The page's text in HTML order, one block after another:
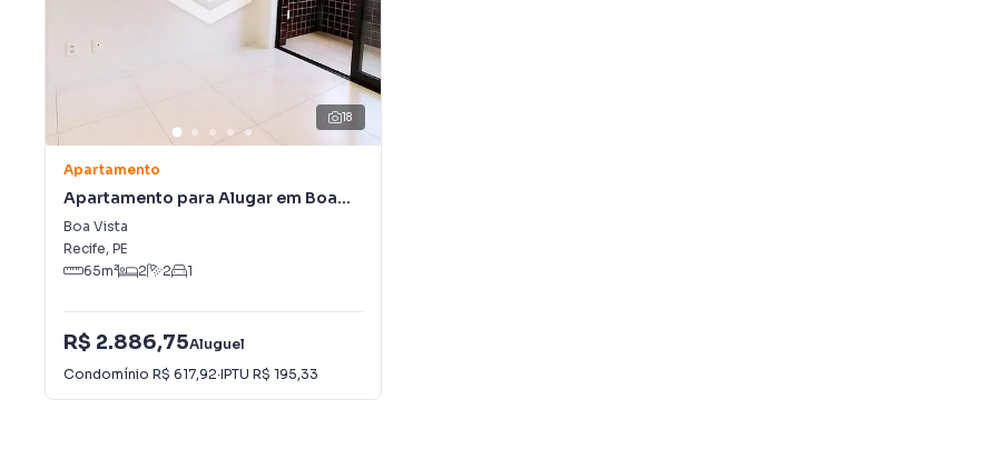
18
Apartamento
Apartamento para Alugar em Boa
Vista
Boa Vista
Recife, PE
65m² 2 2 1
R$ 2.886,75Aluguel
Condomínio R$ 617,92·IPTU R$ 195,33